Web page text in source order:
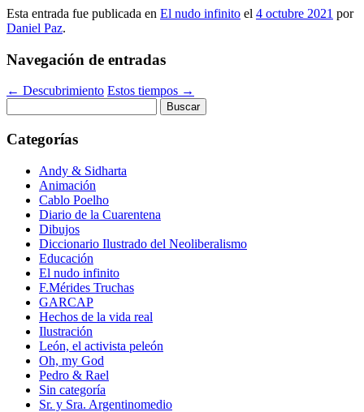
Esta entrada fue publicada en El nudo infinito el 4 octubre 2021 por
Daniel Paz.
Navegación de entradas
← Descubrimiento Estos tiempos →
Categorías
Andy & Sidharta
Animación
Cablo Poelho
Diario de la Cuarentena
Dibujos
Diccionario Ilustrado del Neoliberalismo
Educación
El nudo infinito
F.Mérides Truchas
GARCAP
Hechos de la vida real
Ilustración
León, el activista peleón
Oh, my God
Pedro & Rael
Sin categoría
Sr. y Sra. Argentinomedio